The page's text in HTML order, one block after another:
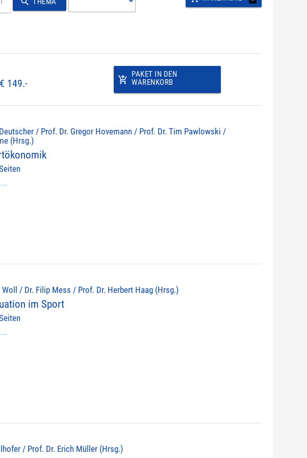
149.-
add_shopping_cart
PAKET IN DEN
WARENKORB
/ Prof. Dr. Gregor Hovemann / Prof. Dr. Tim Pawlowski /
(Hrsg.)
Woll / Dr. Filip Mess / Prof. Dr. Herbert Haag (Hrsg.)
im Sport
/ Prof. Dr. Erich Müller (Hrsg.)